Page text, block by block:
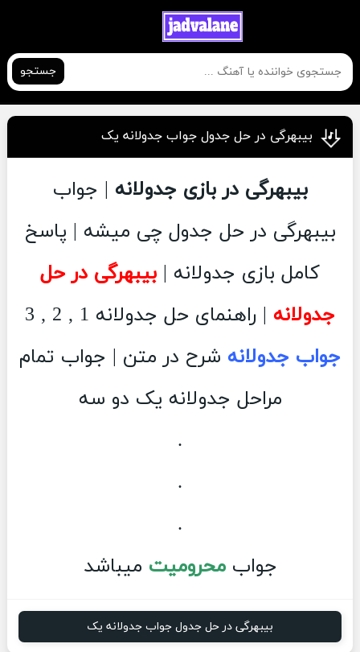
جستجو
بیبهرگی در حل جدول جواب جدولانه یک
بیبهرگی در بازی جدولانه | جواب
بیبهرگی در حل جدول چی میشه | پاسخ
کامل بازی جدولانه | بیبهرگی در حل
جدولانه | راهنمای حل جدولانه 1 , 2 , 3
جواب جدولانه شرح در متن | جواب تمام
مراحل جدولانه یک دو سه
.
.
.
جوابمحرومیت میباشد
بیبهرگی در حل جدول جواب جدولانه یک